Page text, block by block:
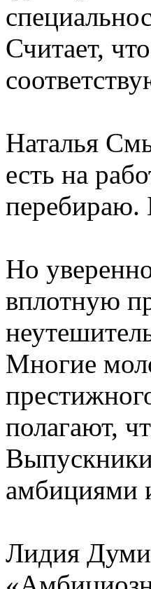
Считает,
Наталья
есть на
перебираю.
Но
вплотную
Многие
полагают,
амбициями
Лидия